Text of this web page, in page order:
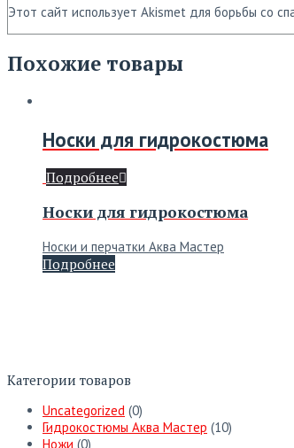
Этот сайт использует Akismet для борьбы со
Похожие товары
Носки для гидрокостюма
Подробнее
Носки для гидрокостюма
Носки и перчатки Аква Мастер
Подробнее
Категории товаров
Uncategorized (0)
Гидрокостюмы Аква Мастер (10)
Ножи (0)